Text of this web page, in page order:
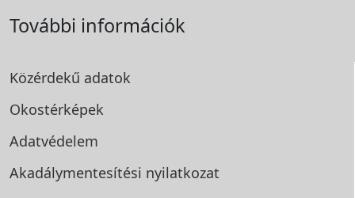
További információk
Közérdekű adatok
Okostérképek
Adatvédelem
Akadálymentesítési nyilatkozat